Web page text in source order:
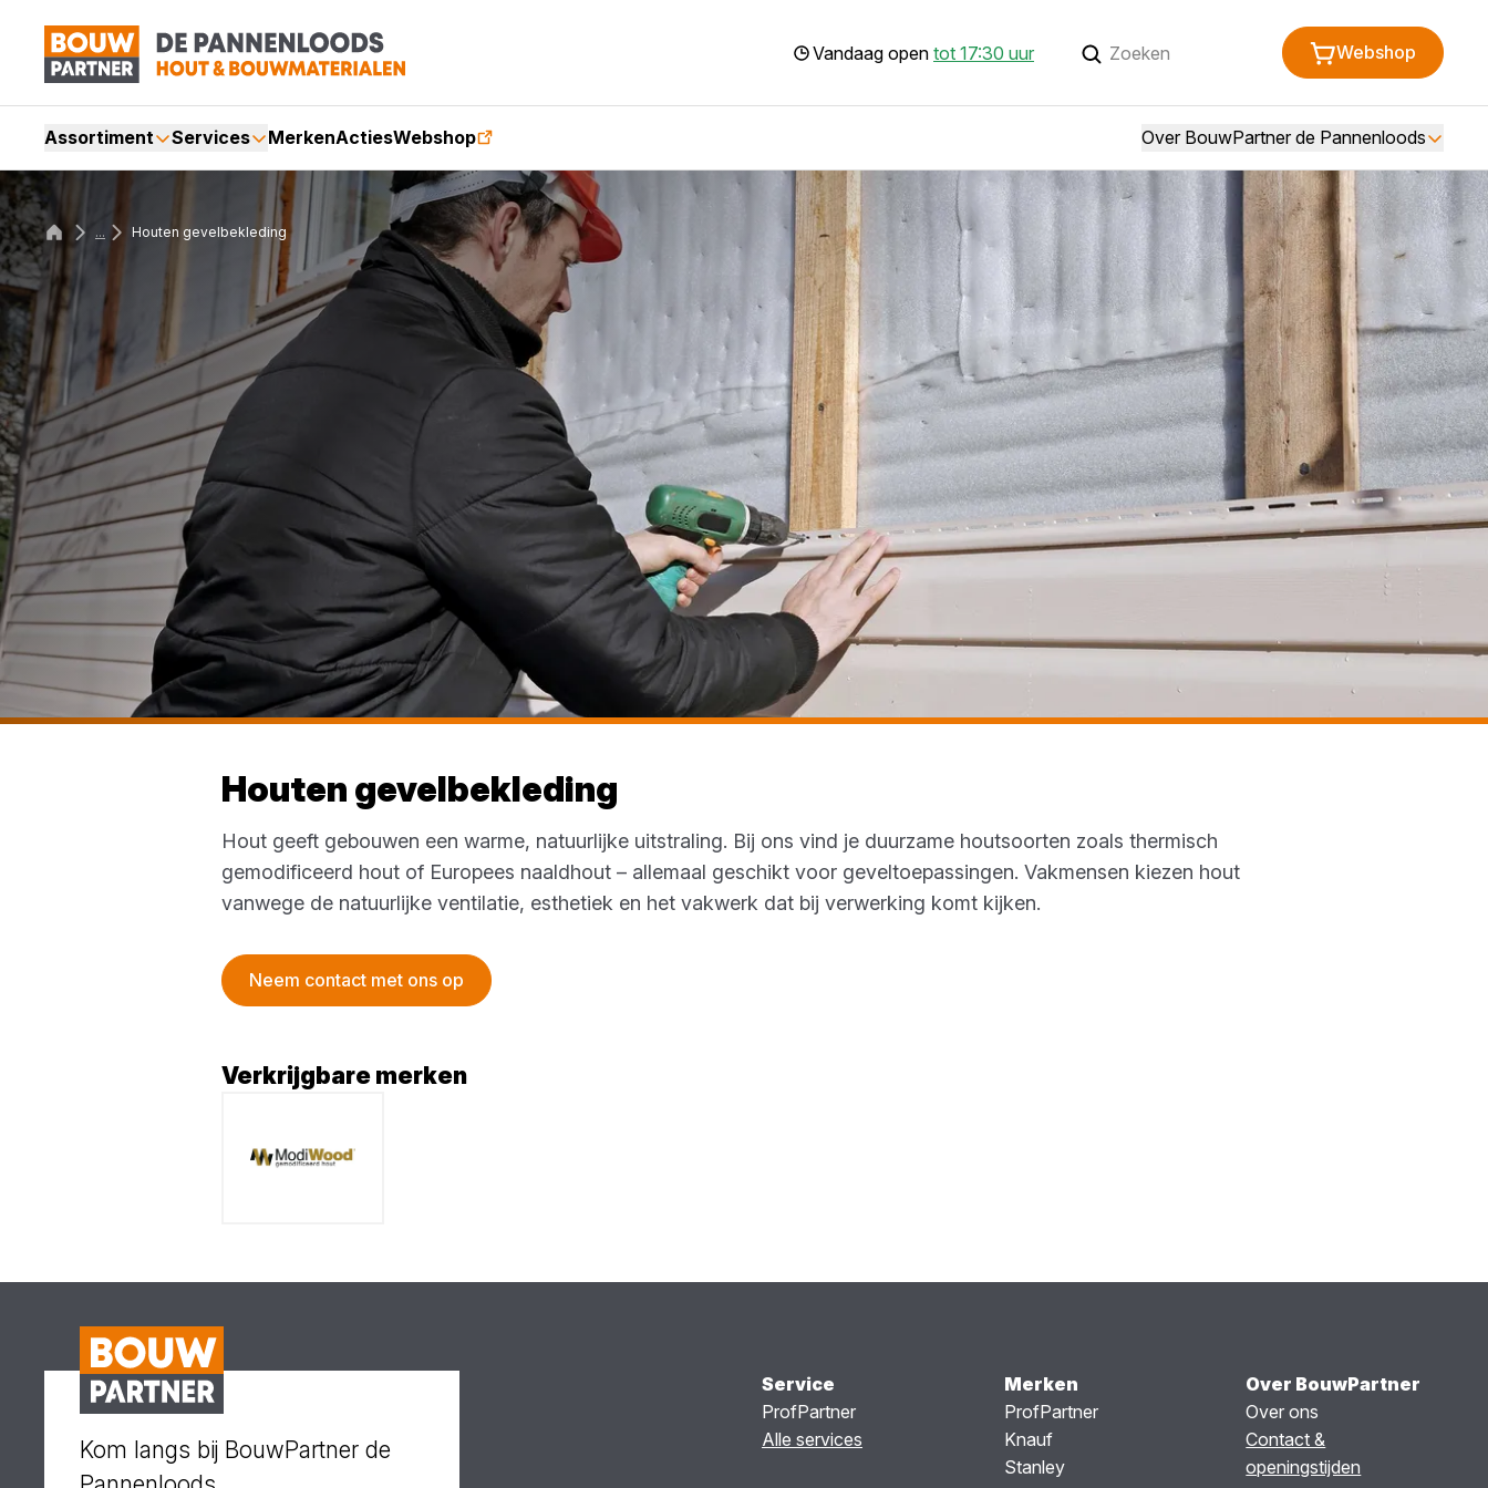
Vandaag open tot 17:30 uur Webshop
Assortiment Services MerkenActiesWebshop Over BouwPartner de Pannenloods
... Houten gevelbekleding
Houten gevelbekleding
Hout geeft gebouwen een warme, natuurlijke uitstraling. Bij ons vind je duurzame houtsoorten zoals thermisch
gemodificeerd hout of Europees naaldhout – allemaal geschikt voor geveltoepassingen. Vakmensen kiezen hout
vanwege de natuurlijke ventilatie, esthetiek en het vakwerk dat bij verwerking komt kijken.
Neem contact met ons op
Verkrijgbare merken
Kom langs bij BouwPartner de
Service
ProfPartner
Alle services
Merken
ProfPartner
Knauf
Stanley
Over BouwPartner
Over ons
Contact &
openingstijden